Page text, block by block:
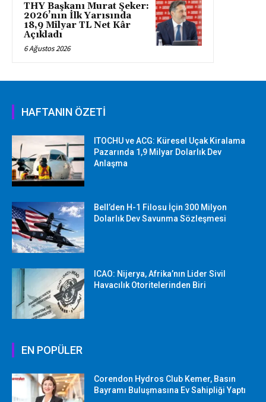
THY Başkanı Murat Şeker:
2026’nın İlk Yarısında
18,9 Milyar TL Net Kâr
Açıkladı
6 Ağustos 2026
HAFTANIN ÖZETİ
ITOCHU ve ACG: Küresel Uçak Kiralama
Pazarında 1,9 Milyar Dolarlık Dev
Anlaşma
Bell’den H-1 Filosu İçin 300 Milyon
Dolarlık Dev Savunma Sözleşmesi
ICAO: Nijerya, Afrika’nın Lider Sivil
Havacılık Otoritelerinden Biri
EN POPÜLER
Corendon Hydros Club Kemer, Basın
Bayramı Buluşmasına Ev Sahipliği Yaptı